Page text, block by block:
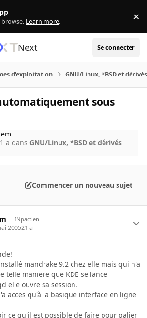
Learn more. ×
Next Se connecter
d'exploitation GNU/Linux, *BSD et
sous
a dans GNU/Linux, *BSD et dérivés
Commencer un nouveau sujet
INpactien
200521 a
mandrake 9.2 chez elle mais qui n'a
telle maniere que KDE se lance
elle ouvre sa session.
acces qu'à la basique interface en ligne
ce qu'il est possible de faire pour palier